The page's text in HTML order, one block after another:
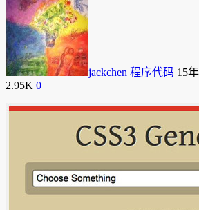
jackchen 程序代码 15
2.95K 0